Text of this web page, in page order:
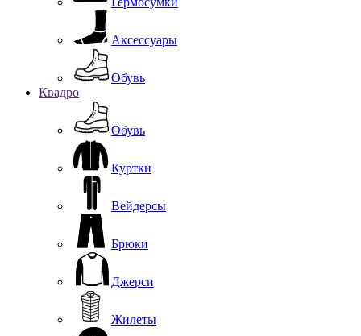
Аксессуары
Обувь
Квадро
Обувь
Куртки
Вейдерсы
Брюки
Джерси
Жилеты